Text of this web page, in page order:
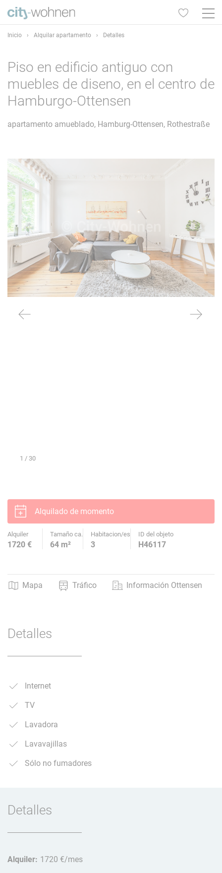
Inicio › Alquilar apartamento › Detalles
Piso en edificio antiguo con
muebles de diseno, en el centro de
Hamburgo-Ottensen
apartamento amueblado, Hamburg-Ottensen, Rothestraße
1 / 30
Alquilado de momento
Alquiler Tamaño ca. Habitacion/es ID del objeto
1720 € 64 m² 3 H46117
Mapa Tráfico Información Ottensen
Detalles
Internet
TV
Lavadora
Lavavajillas
Sólo no fumadores
Detalles
Alquiler: 1720 €/mes